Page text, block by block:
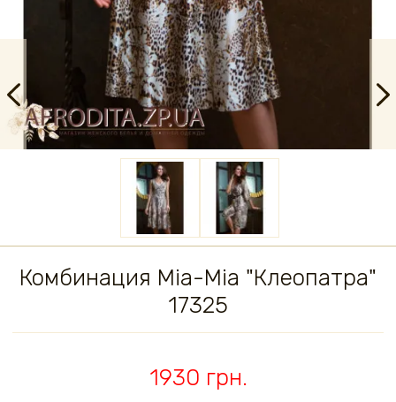
Комбинация Mia-Mia "Клеопатра"
17325
1930 грн.